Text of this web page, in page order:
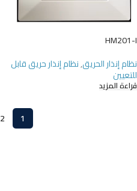
HM201-I
نظام إنذار الحريق,نظام إنذار حريق قابل
للتعيين
قراءة المزيد
1
2